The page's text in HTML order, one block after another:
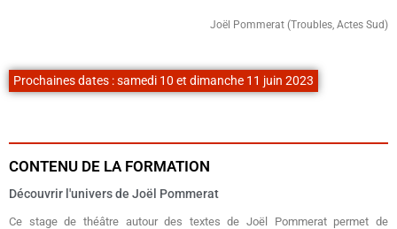
Joël Pommerat (Troubles, Actes Sud)
Prochaines dates : samedi 10 et dimanche 11 juin 2023
CONTENU DE LA FORMATION
Découvrir l'univers de Joël Pommerat
Ce stage de théâtre autour des textes de Joël Pommerat permet de